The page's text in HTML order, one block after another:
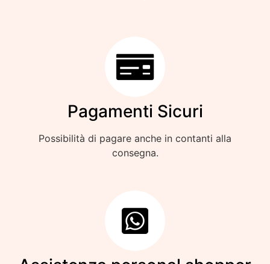
Pagamenti Sicuri
Possibilità di pagare anche in contanti alla
consegna.